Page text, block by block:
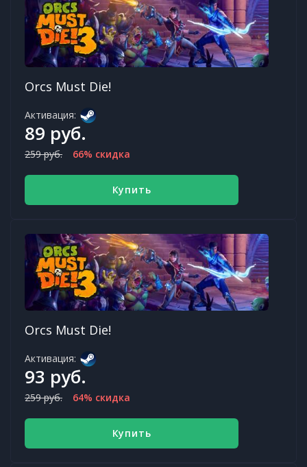
Orcs Must Die!
Активация:
89 руб.
259 руб. 66% скидка
Купить
Orcs Must Die!
Активация:
93 руб.
259 руб. 64% скидка
Купить